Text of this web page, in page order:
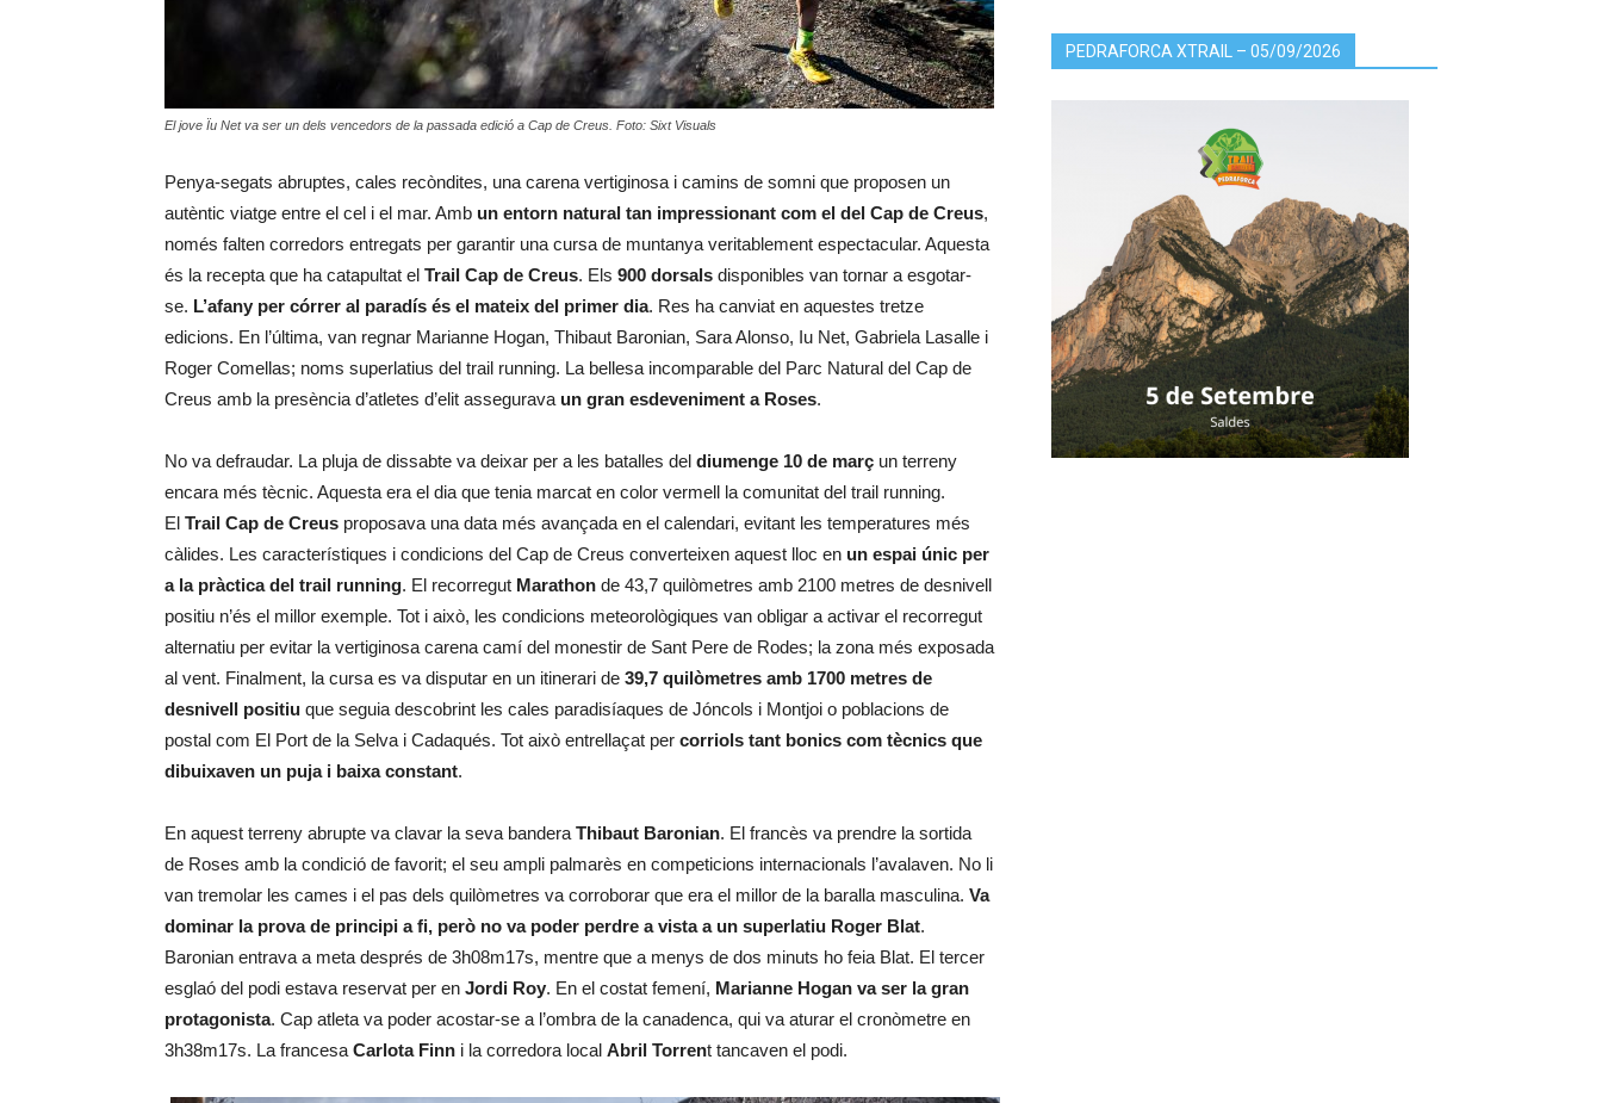
El jove Ïu Net va ser un dels vencedors de la passada edició a Cap de Creus. Foto: Sixt Visuals
Penya-segats abruptes, cales recòndites, una carena vertiginosa i camins de somni que proposen un
autèntic viatge entre el cel i el mar. Amb un entorn natural tan impressionant com el del Cap de Creus,
només falten corredors entregats per garantir una cursa de muntanya veritablement espectacular. Aquesta
és la recepta que ha catapultat el Trail Cap de Creus. Els 900 dorsals disponibles van tornar a esgotar-
se. L’afany per córrer al paradís és el mateix del primer dia. Res ha canviat en aquestes tretze
edicions. En l’última, van regnar Marianne Hogan, Thibaut Baronian, Sara Alonso, Iu Net, Gabriela Lasalle i
Roger Comellas; noms superlatius del trail running. La bellesa incomparable del Parc Natural del Cap de
Creus amb la presència d’atletes d’elit assegurava un gran esdeveniment a Roses.
No va defraudar. La pluja de dissabte va deixar per a les batalles del diumenge 10 de març un terreny
encara més tècnic. Aquesta era el dia que tenia marcat en color vermell la comunitat del trail running.
El Trail Cap de Creus proposava una data més avançada en el calendari, evitant les temperatures més
càlides. Les característiques i condicions del Cap de Creus converteixen aquest lloc en un espai únic per
a la pràctica del trail running. El recorregut Marathon de 43,7 quilòmetres amb 2100 metres de desnivell
positiu n’és el millor exemple. Tot i això, les condicions meteorològiques van obligar a activar el recorregut
alternatiu per evitar la vertiginosa carena camí del monestir de Sant Pere de Rodes; la zona més exposada
al vent. Finalment, la cursa es va disputar en un itinerari de 39,7 quilòmetres amb 1700 metres de
desnivell positiu que seguia descobrint les cales paradisíaques de Jóncols i Montjoi o poblacions de
postal com El Port de la Selva i Cadaqués. Tot això entrellaçat per corriols tant bonics com tècnics que
dibuixaven un puja i baixa constant.
En aquest terreny abrupte va clavar la seva bandera Thibaut Baronian. El francès va prendre la sortida
de Roses amb la condició de favorit; el seu ampli palmarès en competicions internacionals l’avalaven. No li
van tremolar les cames i el pas dels quilòmetres va corroborar que era el millor de la baralla masculina. Va
dominar la prova de principi a fi, però no va poder perdre a vista a un superlatiu Roger Blat.
Baronian entrava a meta després de 3h08m17s, mentre que a menys de dos minuts ho feia Blat. El tercer
esglaó del podi estava reservat per en Jordi Roy. En el costat femení, Marianne Hogan va ser la gran
protagonista. Cap atleta va poder acostar-se a l’ombra de la canadenca, qui va aturar el cronòmetre en
3h38m17s. La francesa Carlota Finn i la corredora local Abril Torrent tancaven el podi.
PEDRAFORCA XTRAIL – 05/09/2026